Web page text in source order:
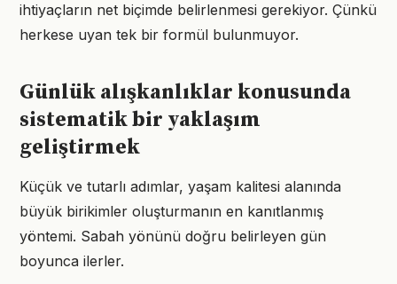
ihtiyaçların net biçimde belirlenmesi gerekiyor. Çünkü
herkese uyan tek bir formül bulunmuyor.
Günlük alışkanlıklar konusunda
sistematik bir yaklaşım
geliştirmek
Küçük ve tutarlı adımlar, yaşam kalitesi alanında
büyük birikimler oluşturmanın en kanıtlanmış
yöntemi. Sabah yönünü doğru belirleyen gün
boyunca ilerler.